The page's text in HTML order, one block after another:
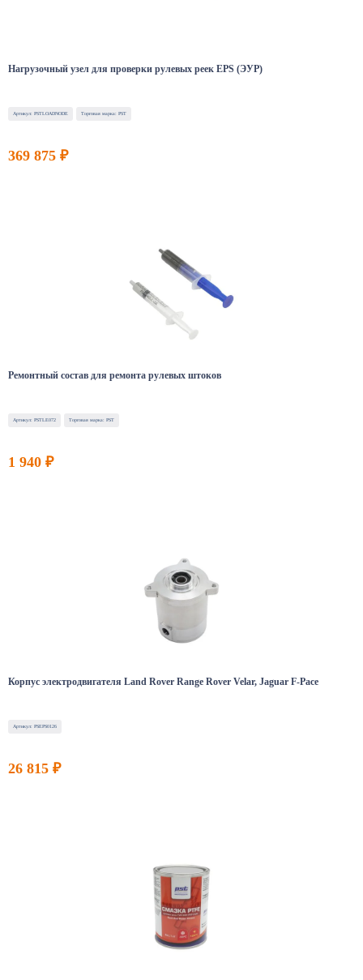
Нагрузочный узел для проверки рулевых реек EPS (ЭУР)
Артикул: PSTLOADNODE Торговая марка: PST
369 875 ₽
Ремонтный состав для ремонта рулевых штоков
Артикул: PSTLE072 Торговая марка: PST
1 940 ₽
Корпус электродвигателя Land Rover Range Rover Velar, Jaguar F-Pace
Артикул: PSEPS0126
26 815 ₽